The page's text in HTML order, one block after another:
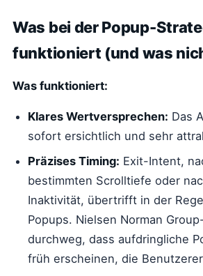
Was bei der Popup-
funktioniert (und was
Was funktioniert:
Klares Wertversprechen: Das
sofort ersichtlich und sehr
Präzises Timing: Exit-Intent,
bestimmten Scrolltiefe oder
Inaktivität, übertrifft in der
Popups. Nielsen Norman
durchweg, dass aufdringliche
früh erscheinen, die